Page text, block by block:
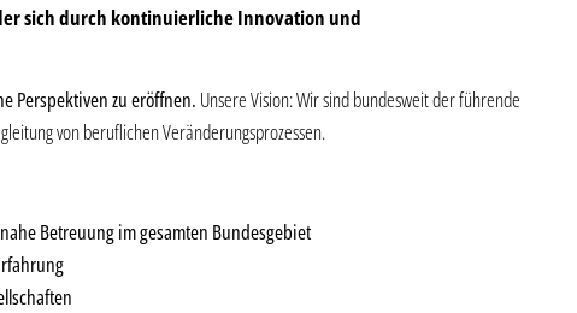
sich durch kontinuierliche Innovation und
Perspektiven zu eröffnen. Unsere Vision: Wir sind bundesweit der führende
von beruflichen Veränderungsprozessen.
Betreuung im gesamten Bundesgebiet